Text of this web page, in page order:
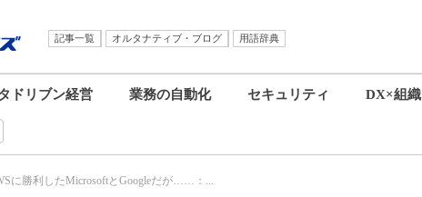
記事一覧 オルタナティブ・ブログ
用語辞典
ドリブン経営 業務の自動化 セキュリティ DX×組織
に勝利したMicrosoftとGoogleだが……：...